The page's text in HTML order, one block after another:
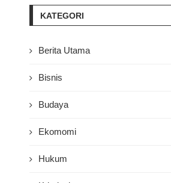
KATEGORI
Berita Utama
Bisnis
Budaya
Ekomomi
Hukum